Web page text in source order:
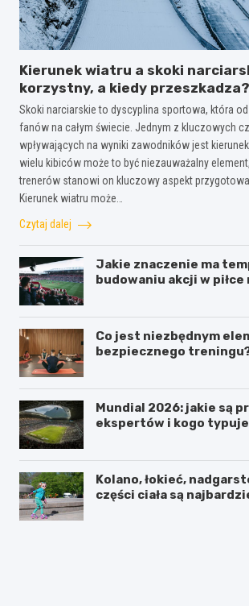
Kierunek wiatru a skoki
korzystny, a kiedy przeszkadza?
Skoki narciarskie to dyscyplina sportowa, która
fanów na całym świecie. Jednym z kluczowych
wpływających na wyniki zawodników jest
wielu kibiców może to być niezauważalny
trenerów stanowi on kluczowy aspekt
Kierunek wiatru może…
Czytaj dalej
Jakie znaczenie ma
budowaniu akcji w piłce
Co jest niezbędnym
bezpiecznego
Mundial 2026: jakie są
ekspertów i kogo typuje
Kolano, łokieć,
części ciała są